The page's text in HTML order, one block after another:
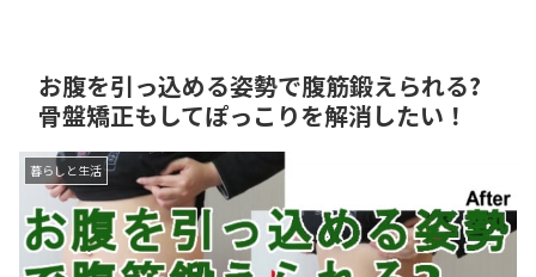
お腹を引っ込める姿勢で腹筋鍛えられる?
骨盤矯正もしてぽっこりを解消したい！
暮らしと生活